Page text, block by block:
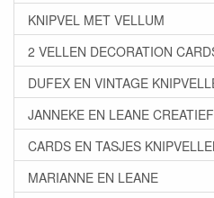
KNIPVEL MET VELLUM
2 VELLEN DECORATION
DUFEX EN VINTAGE
JANNEKE EN LEANE
CARDS EN TASJES
MARIANNE EN LEANE